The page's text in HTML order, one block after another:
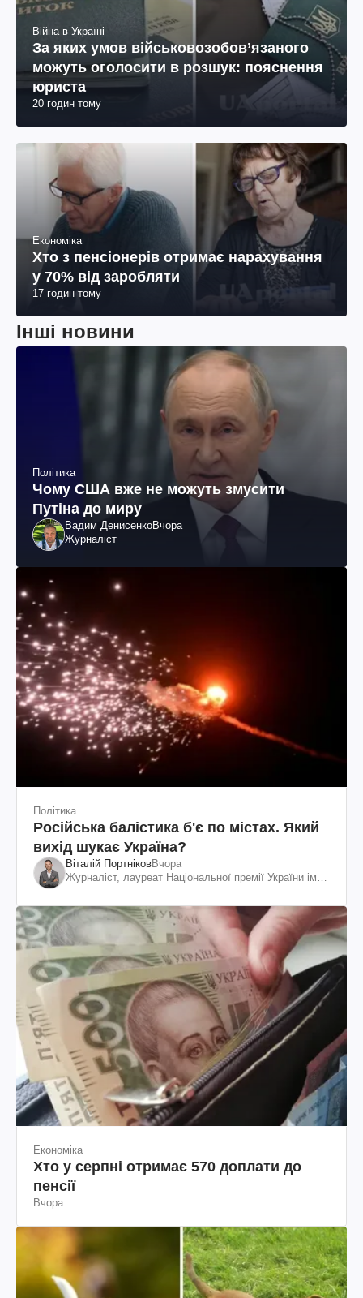
Війна в Україні
За яких умов військовозобов’язаного
можуть оголосити в розшук: пояснення
юриста
20 годин тому
Економіка
Хто з пенсіонерів отримає нарахування
у 70% від заробляти
17 годин тому
Інші новини
Політика
Чому США вже не можуть змусити
Путіна до миру
Вадим ДенисенкоВчора
Журналіст
Політика
Російська балістика б'є по містах. Який
вихід шукає Україна?
Віталій ПортніковВчора
Журналіст, лауреат Національної премії України ім.
Економіка
Хто у серпні отримає 570 доплати до
пенсії
Вчора